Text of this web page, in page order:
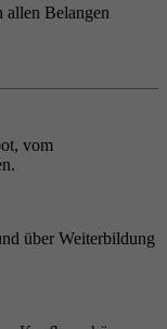
allen Belangen
vom
über Weiterbildung